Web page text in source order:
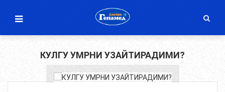
КУЛГУ УМРНИ УЗАЙТИРАДИМИ?